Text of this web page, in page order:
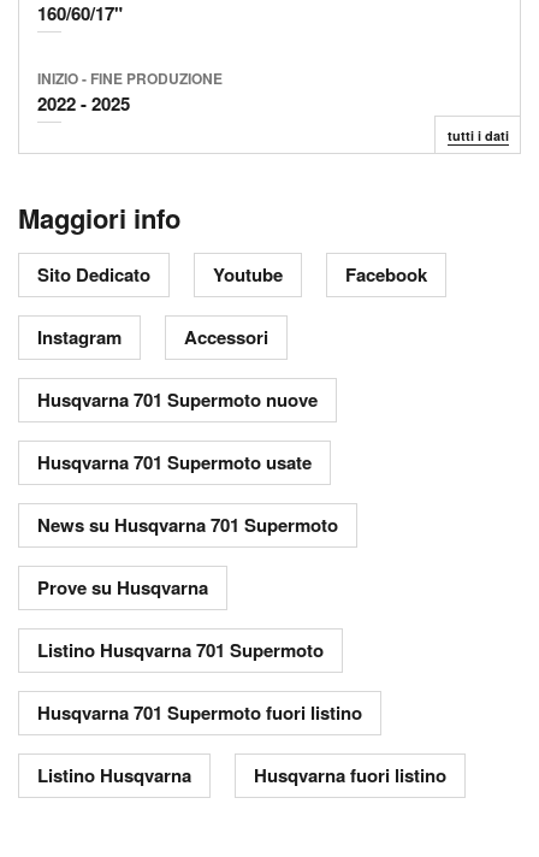
160/60/17"
INIZIO FINE PRODUZIONE
2022 2025
tutti i dati
Maggiori info
Sito Dedicato Youtube Facebook
Instagram Accessori
Husqvarna 701 Supermoto nuove
Husqvarna 701 Supermoto usate
News su Husqvarna 701 Supermoto
Prove su Husqvarna
Listino Husqvarna 701 Supermoto
Husqvarna 701 Supermoto fuori listino
Listino Husqvarna Husqvarna fuori listino